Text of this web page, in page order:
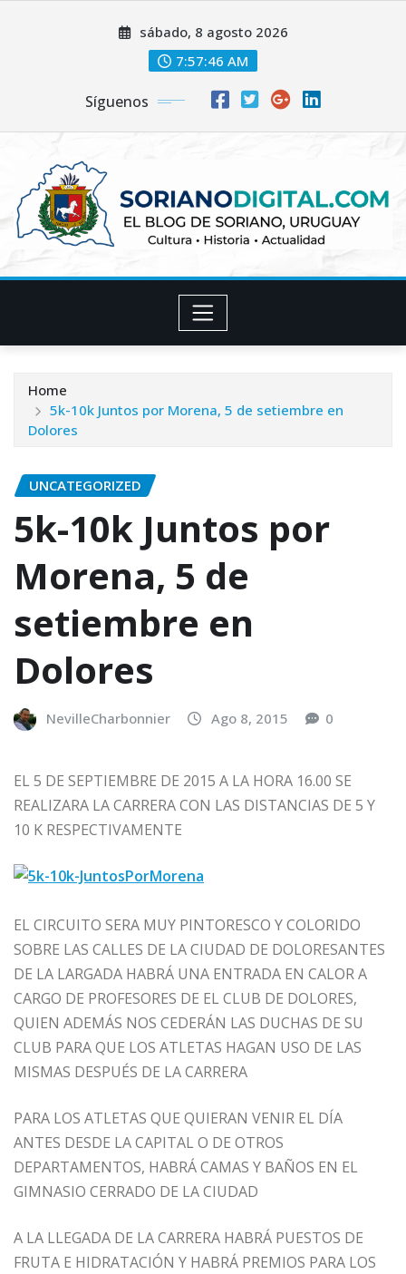
sábado, 8 agosto 2026
7:57:48 AM
Síguenos
Home
5k-10k Juntos por Morena, 5 de setiembre en
Dolores
UNCATEGORIZED
5k-10k Juntos por
Morena, 5 de
setiembre en
Dolores
NevilleCharbonnier Ago 8, 2015 0
EL 5 DE SEPTIEMBRE DE 2015 A LA HORA 16.00 SE
REALIZARA LA CARRERA CON LAS DISTANCIAS DE 5 Y
10 K RESPECTIVAMENTE
EL CIRCUITO SERA MUY PINTORESCO Y COLORIDO
SOBRE LAS CALLES DE LA CIUDAD DE DOLORESANTES
DE LA LARGADA HABRÁ UNA ENTRADA EN CALOR A
CARGO DE PROFESORES DE EL CLUB DE DOLORES,
QUIEN ADEMÁS NOS CEDERÁN LAS DUCHAS DE SU
CLUB PARA QUE LOS ATLETAS HAGAN USO DE LAS
MISMAS DESPUÉS DE LA CARRERA
PARA LOS ATLETAS QUE QUIERAN VENIR EL DÍA
ANTES DESDE LA CAPITAL O DE OTROS
DEPARTAMENTOS, HABRÁ CAMAS Y BAÑOS EN EL
GIMNASIO CERRADO DE LA CIUDAD
A LA LLEGADA DE LA CARRERA HABRÁ PUESTOS DE
FRUTA E HIDRATACIÓN Y HABRÁ PREMIOS PARA LOS